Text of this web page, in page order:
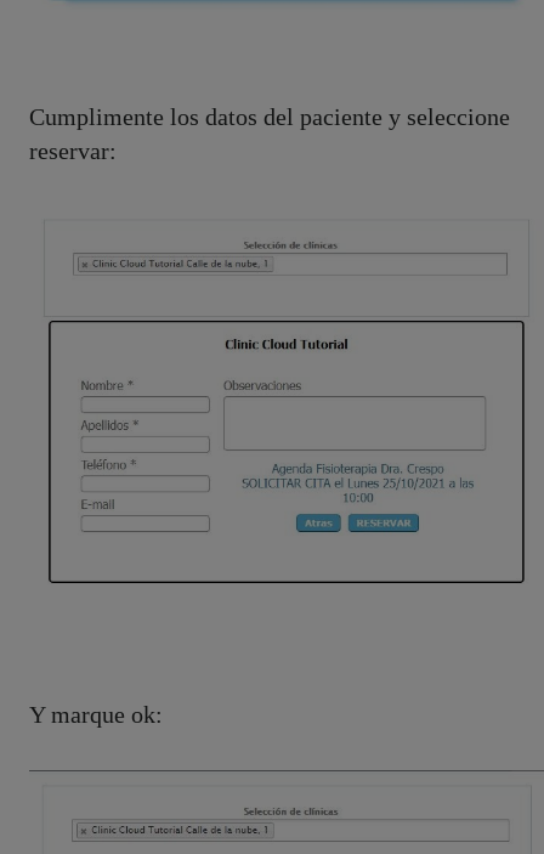
Cumplimente los datos del paciente y seleccione
reservar:
Y marque ok: